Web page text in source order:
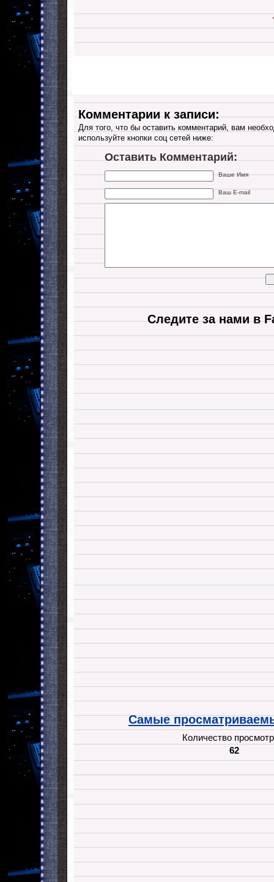
Комментарии к записи:
Для того, что бы оставить комментарий, вам
используйте кнопки соц сетей ниже:
Оставить Комментарий:
Ваше Имя
Ваш E-mail
Следите за нами в
Самые
Количество
62